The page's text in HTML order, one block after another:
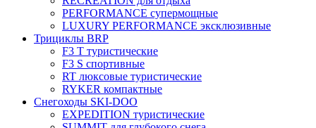
PERFORMANCE супермощные
LUXURY PERFORMANCE эксклюзивные
Трициклы BRP
F3 T туристические
F3 S спортивные
RT люксовые туристические
RYKER компактные
Снегоходы SKI-DOO
EXPEDITION туристические